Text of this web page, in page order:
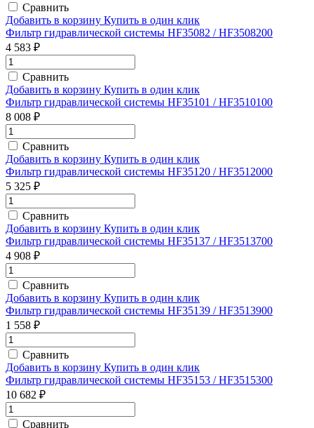
Сравнить
Добавить в корзину Купить в один клик
Фильтр гидравлической системы HF35082 / HF3508200
4 583 ₽
Сравнить
Добавить в корзину Купить в один клик
Фильтр гидравлической системы HF35101 / HF3510100
8 008 ₽
Сравнить
Добавить в корзину Купить в один клик
Фильтр гидравлической системы HF35120 / HF3512000
5 325 ₽
Сравнить
Добавить в корзину Купить в один клик
Фильтр гидравлической системы HF35137 / HF3513700
4 908 ₽
Сравнить
Добавить в корзину Купить в один клик
Фильтр гидравлической системы HF35139 / HF3513900
1 558 ₽
Сравнить
Добавить в корзину Купить в один клик
Фильтр гидравлической системы HF35153 / HF3515300
10 682 ₽
Сравнить